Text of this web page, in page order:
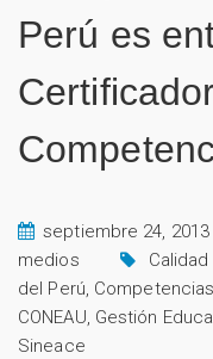
Perú es
septiembre 24, 2013
medios
del Perú,
CONEAU, Gestión
Sineace